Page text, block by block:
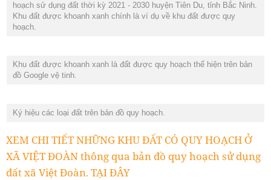
hoạch sử dụng đất thời kỳ 2021 - 2030 huyện Tiên Du, tỉnh Bắc Ninh.
Khu đất được khoanh xanh chính là ví dụ về khu đất được quy
hoạch.
Khu đất được khoanh xanh là đất được quy hoạch thể hiện trên bản
đồ Google vệ tinh.
Ký hiệu các loại đất trên bản đồ quy hoạch.
XEM CHI TIẾT NHỮNG KHU ĐẤT CÓ QUY HOẠCH Ở
XÃ VIỆT ĐOÀN thông qua bản đồ quy hoạch sử dụng
đất xã Việt Đoàn. TẠI ĐÂY